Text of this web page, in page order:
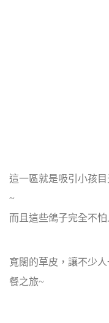
這一區就是吸引小孩
~
而且這些鴿子完全不怕
寬闊的草皮，讓不少
餐之旅~